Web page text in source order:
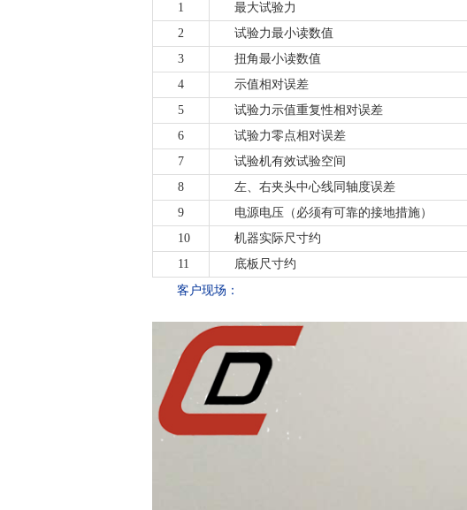
1
最大试验力
2
试验力最小读数值
3
扭角最小读数值
4
示值相对误差
5
试验力示值重复性相对误差
6
试验力零点相对误差
7
试验机有效试验空间
8
左、右夹头中心线同轴度误差
9
电源电压（必须有可靠的接地措施）
10
机器实际尺寸约
11
底板尺寸约
客户现场 ：